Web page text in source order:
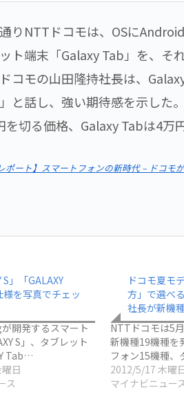
りNTTドコモは、OSに
ト端末「Galaxy Tab」を、そ
コモの山田隆持社長は、
と話し、強い期待感を示した
を切る価格、Galaxy Tabは4万
ポート】スマートフォンの新時代 – ドコモ
S」「GALAXY
を写真でチェッ
開発するスマート
S」、タブレット
Tab…
日
ス
ドコモ夏モ
方」で選べ
社長が新機
NTTドコモは5
新機種19機種を
フォン15機種
2012/5/17 木曜
マイナビニュー